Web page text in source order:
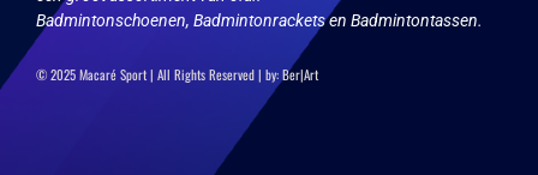
Badmintonschoenen, Badmintonrackets en Badmintontassen.
© 2025 Macaré Sport | All Rights Reserved | by:Ber|Art